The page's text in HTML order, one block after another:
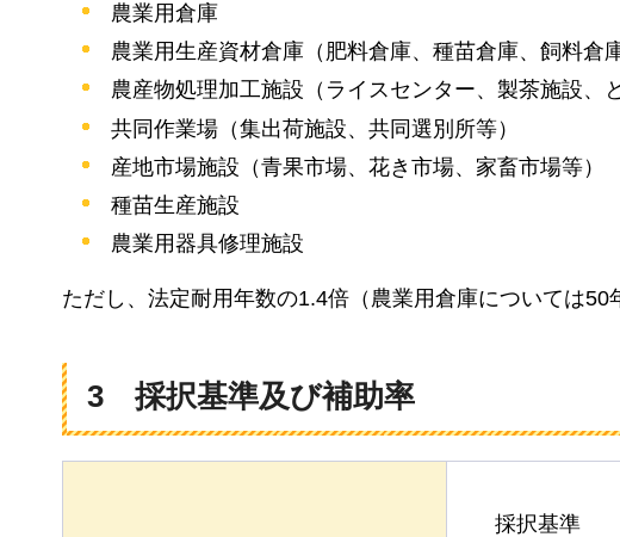
農業用倉庫
農業用生産資材倉庫（肥料倉庫、種苗倉庫、飼料倉
農産物処理加工施設（ライスセンター、製茶施設、
共同作業場（集出荷施設、共同選別所等）
産地市場施設（青果市場、花き市場、家畜市場等）
種苗生産施設
農業用器具修理施設
ただし、法定耐用年数の1.4倍（農業用倉庫については50
3 採択基準及び補助率
採択基準